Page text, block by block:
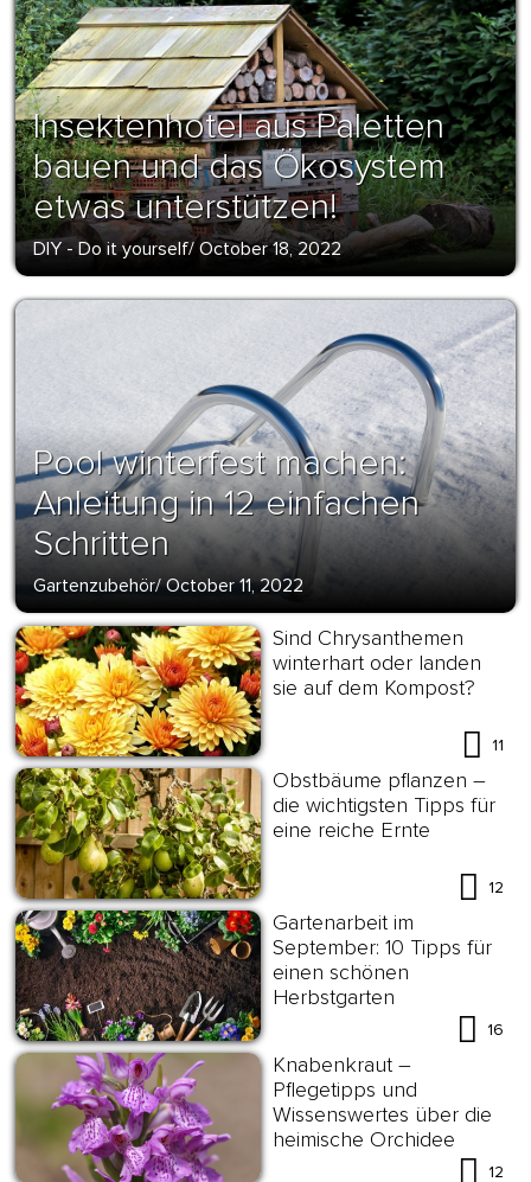
Insektenhotel aus Paletten
bauen und das Ökosystem
etwas unterstützen!
DIY - Do it yourself/October 18, 2022
Pool winterfest machen:
Anleitung in 12 einfachen
Schritten
Gartenzubehör/October 11, 2022
Sind Chrysanthemen
winterhart oder landen
sie auf dem Kompost?
11
Obstbäume pflanzen –
die wichtigsten Tipps für
eine reiche Ernte
12
Gartenarbeit im
September: 10 Tipps für
einen schönen
Herbstgarten
16
Knabenkraut –
Pflegetipps und
Wissenswertes über die
heimische Orchidee
12